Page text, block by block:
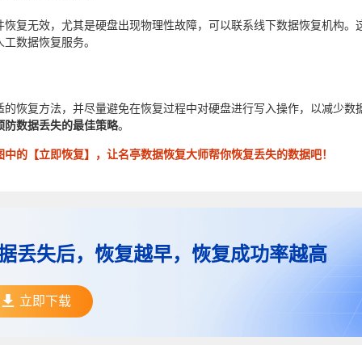
恢复无效，尤其是硬盘出现物理性故障，可以联系线下数据恢复机构
数据恢复服务。
的恢复方法，并尽量避免在恢复过程中对硬盘进行写入操作，以减少数
防数据丢失的最佳策略。
中的【立即恢复】，让名亭数据恢复大师帮你恢复丢失的数据吧！
丢失后，恢复越早，恢复成功率越高
立即下载